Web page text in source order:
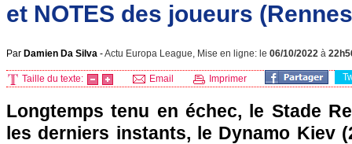
et NOTES des joueurs
Par Damien Da Silva -Actu Europa League, Mise en ligne: le 06/10/2022 à
Taille du texte: Email Imprimer
Longtemps tenu en échec, le Stade
les derniers instants, le Dynamo Kiev